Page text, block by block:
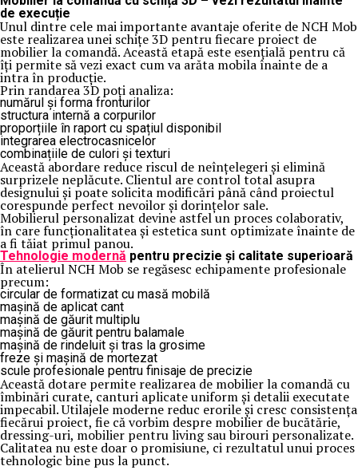
de execuție
Unul dintre cele mai importante avantaje oferite de NCH Mob
este realizarea unei schițe 3D pentru fiecare proiect de
mobilier la comandă. Această etapă este esențială pentru că
îți permite să vezi exact cum va arăta mobila înainte de a
intra în producție.
Prin randarea 3D poți analiza:
numărul și forma fronturilor
structura internă a corpurilor
proporțiile în raport cu spațiul disponibil
integrarea electrocasnicelor
combinațiile de culori și texturi
Această abordare reduce riscul de neînțelegeri și elimină
surprizele neplăcute. Clientul are control total asupra
designului și poate solicita modificări până când proiectul
corespunde perfect nevoilor și dorințelor sale.
Mobilierul personalizat devine astfel un proces colaborativ,
în care funcționalitatea și estetica sunt optimizate înainte de
a fi tăiat primul panou.
Tehnologie modernă pentru precizie și calitate superioară
În atelierul NCH Mob se regăsesc echipamente profesionale
precum:
circular de formatizat cu masă mobilă
mașină de aplicat cant
mașină de găurit multiplu
mașină de găurit pentru balamale
mașină de rindeluit și tras la grosime
freze și mașină de mortezat
scule profesionale pentru finisaje de precizie
Această dotare permite realizarea de mobilier la comandă cu
îmbinări curate, canturi aplicate uniform și detalii executate
impecabil. Utilajele moderne reduc erorile și cresc consistența
fiecărui proiect, fie că vorbim despre mobilier de bucătărie,
dressing-uri, mobilier pentru living sau birouri personalizate.
Calitatea nu este doar o promisiune, ci rezultatul unui proces
tehnologic bine pus la punct.